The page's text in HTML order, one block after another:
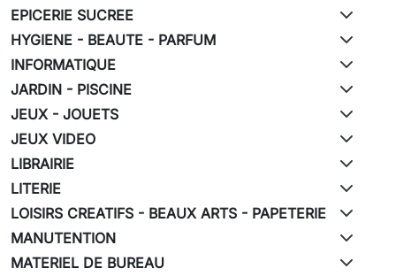
EPICERIE SUCREE
HYGIENE - BEAUTE - PARFUM
INFORMATIQUE
JARDIN - PISCINE
JEUX - JOUETS
JEUX VIDEO
LIBRAIRIE
LITERIE
LOISIRS CREATIFS - BEAUX ARTS - PAPETERIE
MANUTENTION
MATERIEL DE BUREAU